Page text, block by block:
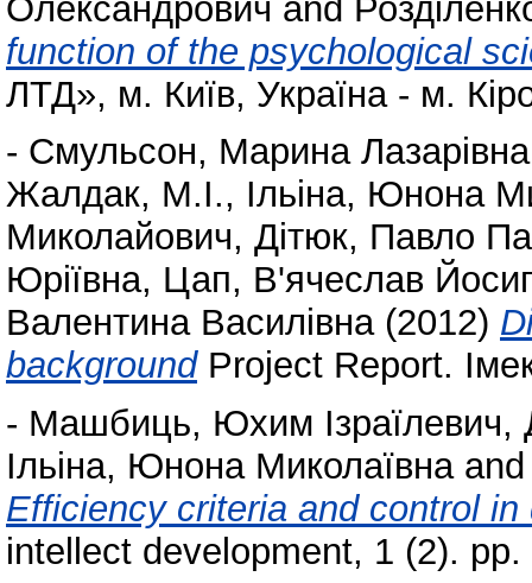
Олександрович and
function of the psychological
ЛТД», м. Київ, Україна - м.
- Смульсон, Марина Лазарівна
Жалдак, М.І., Ільіна, Юнона
Миколайович, Дітюк, Павло
Юріївна, Цап, В'ячеслав
Валентина Василівна(2012)
backgroundProject Report.
- Машбиць, Юхим Ізраїлевич,
Ільіна, Юнона Миколаївна
Efficiency criteria and control
intellect development, 1 (2).